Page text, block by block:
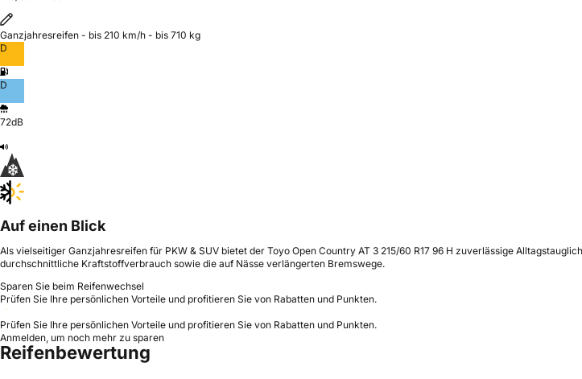
Ganzjahresreifen - bis 210 km/h - bis 710 kg
D
D
72dB
Auf einen Blick
Als vielseitiger Ganzjahresreifen für PKW & SUV bietet der Toyo Open Country AT 3 215/60 R17 96 H zuverlässige
durchschnittliche Kraftstoffverbrauch sowie die auf Nässe verlängerten Bremswege.
Sparen Sie beim Reifenwechsel
Prüfen Sie Ihre persönlichen Vorteile und profitieren Sie von Rabatten und Punkten.
Prüfen Sie Ihre persönlichen Vorteile und profitieren Sie von Rabatten und Punkten.
Anmelden, um noch mehr zu sparen
Reifenbewertung